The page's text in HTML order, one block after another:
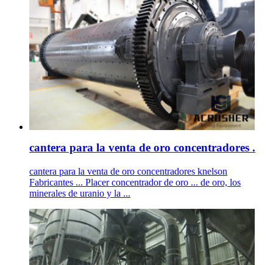
cantera para la venta de oro concentradores .
cantera para la venta de oro concentradores knelson
Fabricantes ... Placer concentrador de oro ... de oro, los
minerales de uranio y la ...